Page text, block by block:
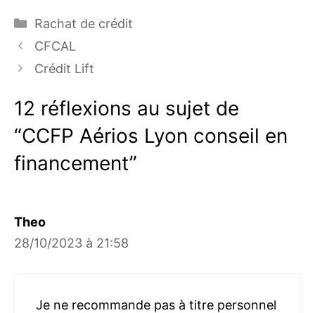
Catégories
Rachat de crédit
CFCAL
Crédit Lift
12 réflexions au sujet de
“CCFP Aérios Lyon conseil en
financement”
Theo
28/10/2023 à 21:58
Je ne recommande pas à titre personnel